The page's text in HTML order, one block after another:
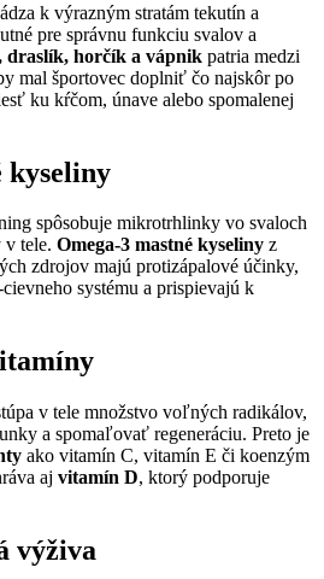
k výrazným stratám tekutín a
pre správnu funkciu svalov a
draslík, horčík a vápnik patria medzi
mal športovec doplniť čo najskôr po
ku kŕčom, únave alebo spomalenej
kyseliny
spôsobuje mikrotrhlinky vo svaloch
v tele. Omega-3 mastné kyseliny z
zdrojov majú protizápalové účinky,
systému a prispievajú k
v tele množstvo voľných radikálov,
a spomaľovať regeneráciu. Preto je
ako vitamín C, vitamín E či koenzým
aj vitamín D, ktorý podporuje
výživa